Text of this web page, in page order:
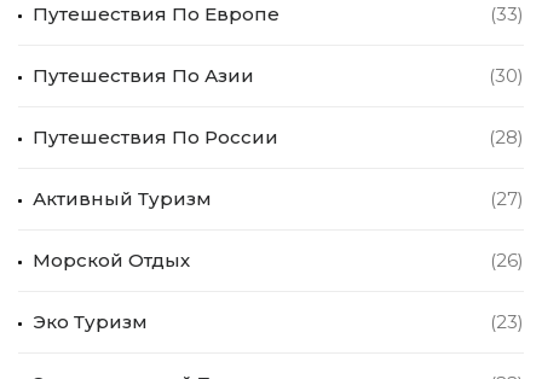
Путешествия По Европе (33)
Путешествия По Азии (30)
Путешествия По России (28)
Активный Туризм (27)
Морской Отдых (26)
Эко Туризм (23)